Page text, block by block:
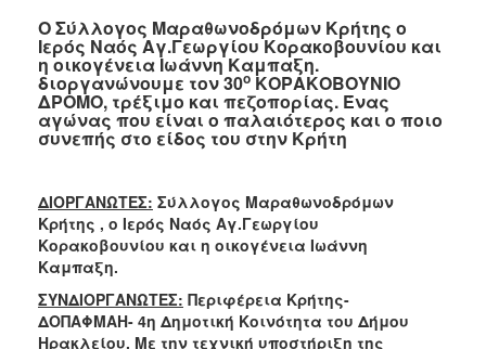
Ο Σύλλογος Μαραθωνοδρόμων Κρήτης ο
Ιερός Ναός Αγ.Γεωργίου Κορακοβουνίου και
η οικογένεια Ιωάννη Καμπαξη.
διοργανώνουμε τον 30ο ΚΟΡΑΚΟΒΟΥΝΙΟ
ΔΡΟΜΟ, τρέξιμο και πεζοπορίας. Ένας
αγώνας που είναι ο παλαιότερος και ο ποιο
συνεπής στο είδος του στην Κρήτη
ΔΙΟΡΓΑΝΩΤΕΣ: Σύλλογος Μαραθωνοδρόμων
Κρήτης , ο Ιερός Ναός Αγ.Γεωργίου
Κορακοβουνίου και η οικογένεια Ιωάννη
Καμπαξη.
ΣΥΝΔΙΟΡΓΑΝΩΤΕΣ: Περιφέρεια Κρήτης-
ΔΟΠΑΦΜΑΗ- 4η Δημοτική Κοινότητα του Δήμου
Ηρακλείου. Με την τεχνική υποστήριξη της